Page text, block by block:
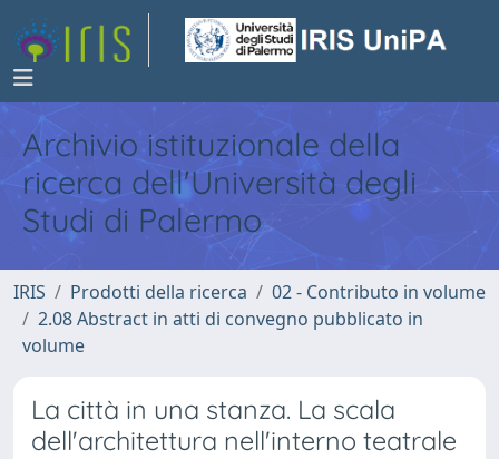
Archivio istituzionale della
ricerca dell'Università degli
Studi di Palermo
IRIS Prodotti della ricerca
02 - Contributo in volume
2.08 Abstract in atti di convegno pubblicato in
volume
La città in una stanza. La scala
dell'architettura nell'interno teatrale